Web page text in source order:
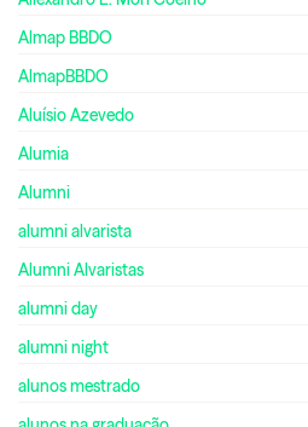
Almap BBDO
AlmapBBDO
Aluísio Azevedo
Alumia
Alumni
alumni alvarista
Alumni Alvaristas
alumni day
alumni night
alunos mestrado